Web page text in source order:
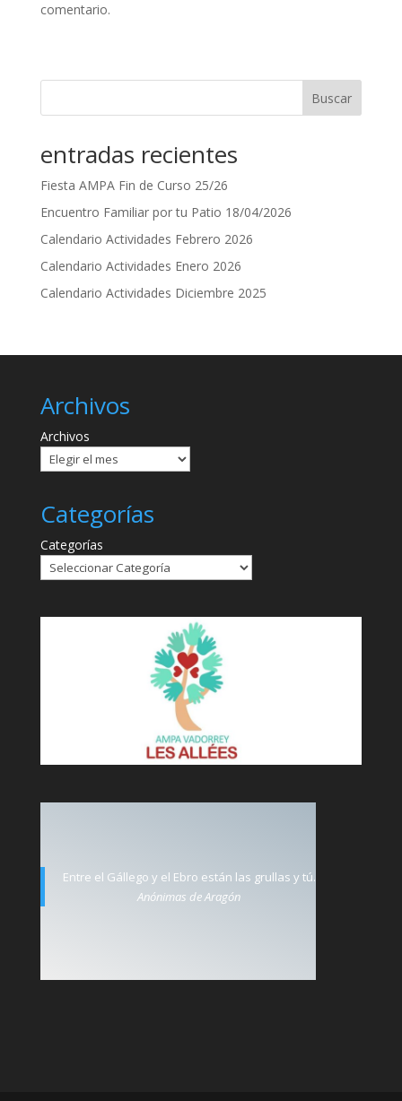
comentario.
Buscar
entradas recientes
Fiesta AMPA Fin de Curso 25/26
Encuentro Familiar por tu Patio 18/04/2026
Calendario Actividades Febrero 2026
Calendario Actividades Enero 2026
Calendario Actividades Diciembre 2025
Archivos
Archivos
Categorías
Categorías
Entre el Gállego y el Ebro están las grullas y tú.
Anónimas de Aragón